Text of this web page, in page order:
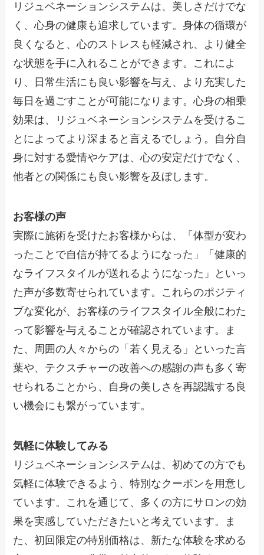
リジュベネーションシステムは、美しさだけでな
く、心身の健康も追求しています。身体の循環が
良くなると、心のストレスも軽減され、より健全
な状態を手に入れることができます。これによ
り、日常生活にも良い影響を与え、より充実した
毎日を過ごすことが可能になります。心身の相乗
効果は、リジュベネーションシステムを受けるこ
とによってより深まると言えるでしょう。自分自
身に対する愛情やケアは、心の安定だけでなく、
他者との関係にも良い影響を及ぼします。
お客様の声
実際に施術を受けたお客様からは、「体型が変わ
ったことで自信が持てるようになった」「健康的
なライフスタイルが送れるようになった」といっ
た声が多数寄せられています。これらのポジティ
ブな変化が、お客様のライフスタイル全般にわた
って影響を与えることが確認されています。ま
た、周囲の人々からの「若く見える」といった言
葉や、テクスチャーの改善への感謝の声も多く寄
せられることから、自身の美しさを再認識する良
い機会にも繋がっています。
気軽に体験してみる
リジュベネーションシステムは、初めての方でも
気軽に体験できるよう、特別なクーポンを用意し
ています。これを通じて、多くの方にサロンの効
果を実感していただきたいと考えています。ま
た、初回限定の特別価格は、新たな体験を求める